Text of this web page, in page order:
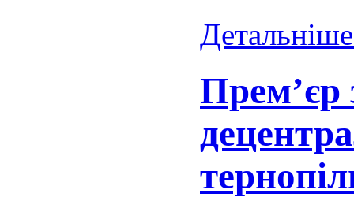
Прем’єр